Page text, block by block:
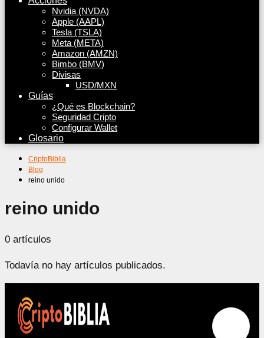
Nvidia (NVDA)
Apple (AAPL)
Tesla (TSLA)
Meta (META)
Amazon (AMZN)
Bimbo (BMV)
Divisas
USD/MXN
Guías
¿Qué es Blockchain?
Seguridad Cripto
Configurar Wallet
Glosario
CriptoBiblia
Blog
reino unido
reino unido
0 artículos
Todavía no hay artículos publicados.